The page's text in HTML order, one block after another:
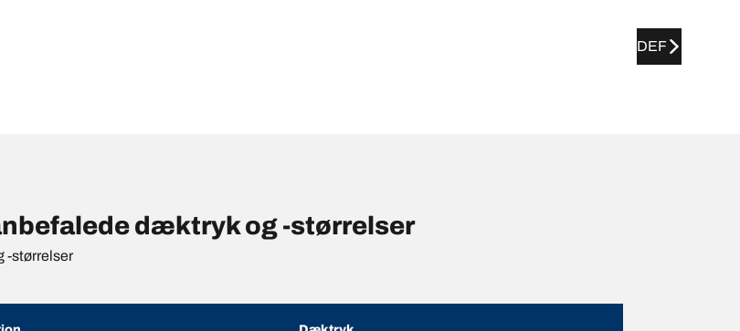
DEF
dæktryk og -størrelser
-størrelser